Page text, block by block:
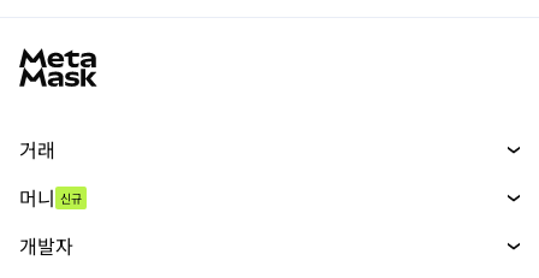
거래
무기한 선물
머니 신규
개발자